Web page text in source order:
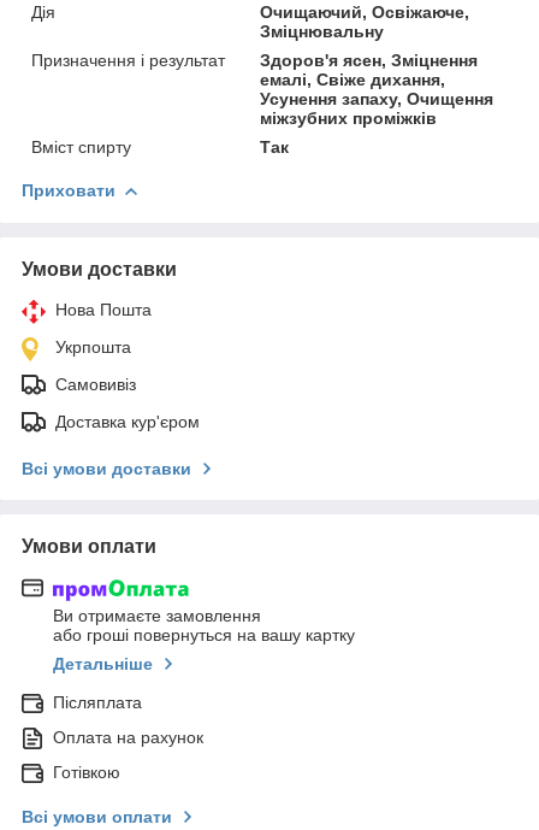
Дія
Очищаючий, Освіжаюче,
Зміцнювальну
Призначення і результат
Здоров'я ясен, Зміцнення
емалі, Свіже дихання,
Усунення запаху, Очищення
міжзубних проміжків
Вміст спирту
Так
Приховати
Умови доставки
Нова Пошта
Укрпошта
Самовивіз
Доставка кур'єром
Всі умови доставки
Умови оплати
Ви отримаєте замовлення
або гроші повернуться на вашу картку
Детальніше
Післяплата
Оплата на рахунок
Готівкою
Всі умови оплати